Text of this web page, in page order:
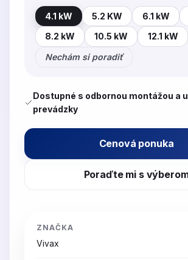
4.1 kW 5.2 KW 6.1 kW
8.2 kW
10.5 kW
12.1 kW
Nechám si poradiť
Dostupné s odbornou montážou a
prevádzky
Cenová ponuka
Poraďte mi s
ZNAČKA
Vivax